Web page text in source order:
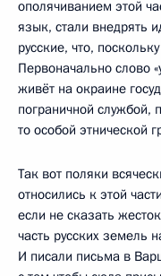
ополячиванием этой
язык, стали внедрять
русские, что,
Первоначально слово
живёт на окраине
пограничной службой,
то особой этнической
Так вот поляки
относились к этой
если не сказать
часть русских земель
И писали письма в